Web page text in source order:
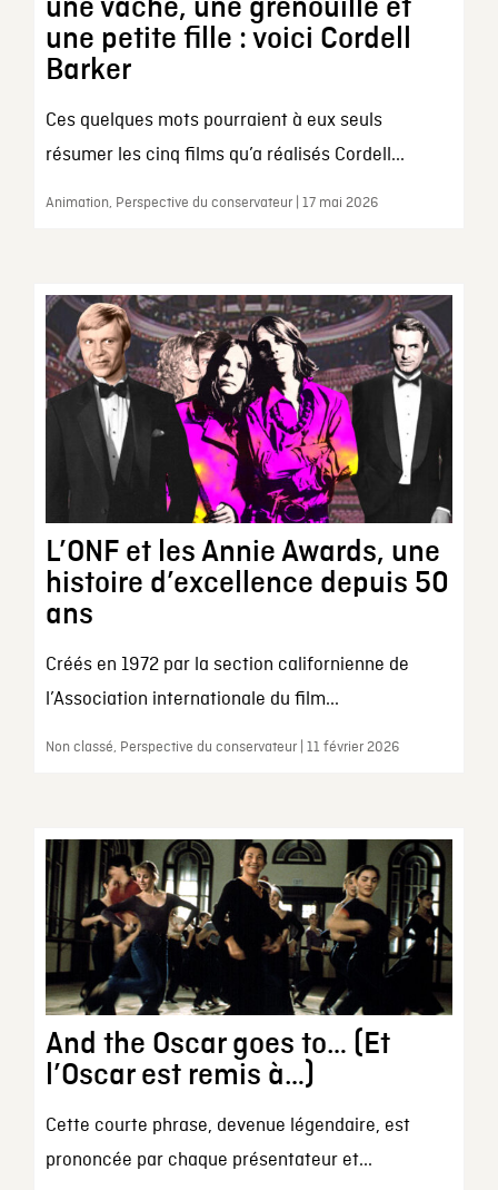
une vache, une grenouille et
une petite fille : voici Cordell
Barker
Ces quelques mots pourraient à eux seuls
résumer les cinq films qu’a réalisés Cordell...
Animation, Perspective du conservateur | 17 mai 2026
L’ONF et les Annie Awards, une
histoire d’excellence depuis 50
ans
Créés en 1972 par la section californienne de
l’Association internationale du film...
Non classé, Perspective du conservateur | 11 février 2026
And the Oscar goes to… (Et
l’Oscar est remis à…)
Cette courte phrase, devenue légendaire, est
prononcée par chaque présentateur et...